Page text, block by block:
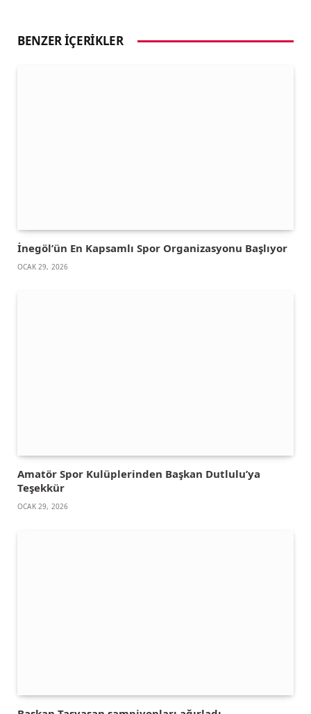
BENZER İÇERIKLER
İnegöl’ün En Kapsamlı Spor Organizasyonu Başlıyor
OCAK 29, 2026
Amatör Spor Kulüplerinden Başkan Dutlulu’ya
Teşekkür
OCAK 29, 2026